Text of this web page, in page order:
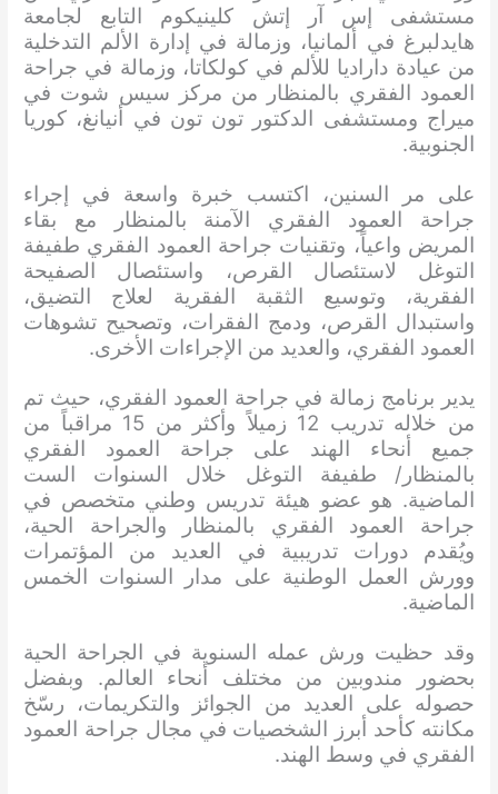
مستشفى إس آر إتش كلينيكوم التابع لجامعة
هايدلبرغ في ألمانيا، وزمالة في إدارة الألم التدخلية
من عيادة داراديا للألم في كولكاتا، وزمالة في جراحة
العمود الفقري بالمنظار من مركز سيس شوت في
ميراج ومستشفى الدكتور تون تون في أنيانغ، كوريا
الجنوبية.
على مر السنين، اكتسب خبرة واسعة في إجراء
جراحة العمود الفقري الآمنة بالمنظار مع بقاء
المريض واعياً، وتقنيات جراحة العمود الفقري طفيفة
التوغل لاستئصال القرص، واستئصال الصفيحة
الفقرية، وتوسيع الثقبة الفقرية لعلاج التضيق،
واستبدال القرص، ودمج الفقرات، وتصحيح تشوهات
العمود الفقري، والعديد من الإجراءات الأخرى.
يدير برنامج زمالة في جراحة العمود الفقري، حيث تم
من خلاله تدريب 12 زميلاً وأكثر من 15 مراقباً من
جميع أنحاء الهند على جراحة العمود الفقري
بالمنظار/ طفيفة التوغل خلال السنوات الست
الماضية. هو عضو هيئة تدريس وطني متخصص في
جراحة العمود الفقري بالمنظار والجراحة الحية،
ويُقدم دورات تدريبية في العديد من المؤتمرات
وورش العمل الوطنية على مدار السنوات الخمس
الماضية.
وقد حظيت ورش عمله السنوية في الجراحة الحية
بحضور مندوبين من مختلف أنحاء العالم. وبفضل
حصوله على العديد من الجوائز والتكريمات، رسّخ
مكانته كأحد أبرز الشخصيات في مجال جراحة العمود
الفقري في وسط الهند.